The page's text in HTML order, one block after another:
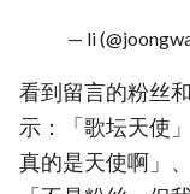
— li
看到留言的粉丝
示：「歌坛天使
真的是天使啊」